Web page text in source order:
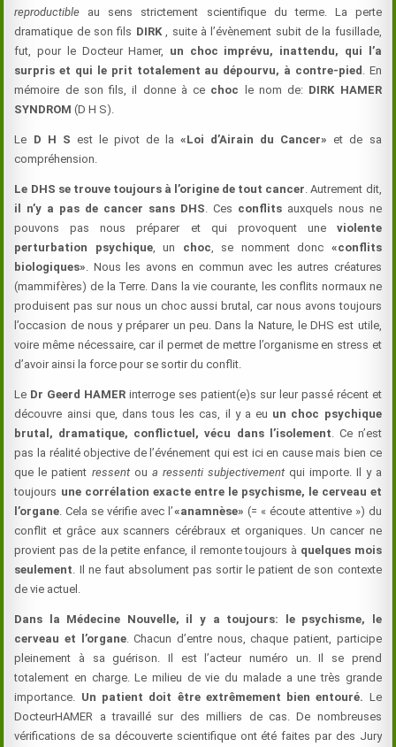
reproductible au sens strictement scientifique du terme. La perte
dramatique de son fils DIRK, suite à l’évènement subit de la fusillade,
fut, pour le Docteur Hamer, un choc imprévu, inattendu, qui l’a
surpris et qui le prit totalement au dépourvu, à contre-pied
. En
mémoire de son fils, il donne à ce choc le nom de: DIRK HAMER
SYNDROM (D H S).
Le D H S est le pivot de la«Loi d’Airain du Cancer» et de sa
compréhension.
Le DHS se trouve toujours à l’origine de tout cancer . Autrement dit,
il n’y a pas de cancer sans DHS . Ces conflitsauxquels nous ne
pouvons pas nous préparer et qui provoquent une violente
perturbation psychique, un choc , se nomment donc «conflits
biologiques» . Nous les avons en commun avec les autres créatures
(mammifères) de la Terre. Dans la vie courante, les conflits normaux ne
produisent pas sur nous un choc aussi brutal, car nous avons toujours
l’occasion de nous y préparer un peu. Dans la Nature, le DHS est utile,
voire même nécessaire, car il permet de mettre l’organisme en stress et
d’avoir ainsi la force pour se sortir du conflit.
Le Dr Geerd HAMER interroge ses patient(e)s sur leur passé récent et
découvre ainsi que, dans tous les cas, il y a eu un choc psychique
brutal, dramatique, conflictuel, vécu dans l’isolement . Ce n’est
pas la réalité objective de l’événement qui est ici en cause mais bien ce
que le patient ressentou a ressenti subjectivementqui importe. Il y a
toujours une corrélation exacte entre le psychisme, le cerveau et
l’organe . Cela se vérifie avec l’«anamnèse» (= « écoute attentive ») du
conflit et grâce aux scanners cérébraux et organiques. Un cancer ne
provient pas de la petite enfance, il remonte toujours à quelques mois
seulement . Il ne faut absolument pas sortir le patient de son contexte
de vie actuel.
Dans la Médecine Nouvelle, il y a toujours: le psychisme, le
cerveau et l’organe. Chacun d’entre nous, chaque patient, participe
pleinement à sa guérison. Il est l’acteur numéro un. Il se prend
totalement en charge. Le milieu de vie du malade a une très grande
importance. Un patient doit être extrêmement bien entouré. Le
DocteurHAMER a travaillé sur des milliers de cas. De nombreuses
vérifications de sa découverte scientifique ont été faites par des Jury